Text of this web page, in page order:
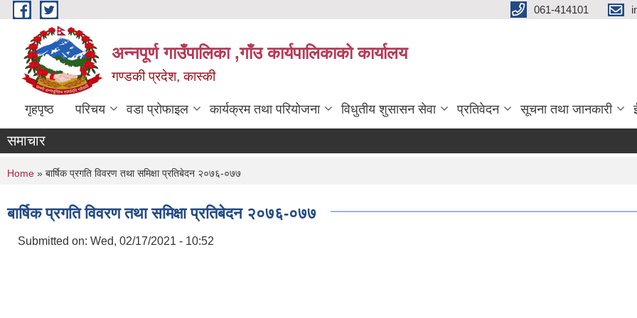
Skip to main content 061-414101
अन्नपूर्ण गाउँपालिका ,गाँउ कार्यपालिकाको कार्यालय
गण्डकी प्रदेश, कास्की
गृहपृष्ठ परिचय वडा प्रोफाइल कार्यक्रम तथा परियोजना विधुतीय शुसासन सेवा प्रतिवेदन सूचना तथा जानकारी
समाचार
You are here
Home » बार्षिक प्रगति विवरण तथा समिक्षा प्रतिबेदन २०७६-०७७
बार्षिक प्रगति विवरण तथा समिक्षा प्रतिबेदन २०७६-०७७
Submitted on: Wed, 02/17/2021 - 10:52